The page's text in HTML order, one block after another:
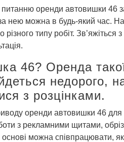
питанню оренди автовишки 46
за нею можна в будь-який час.
різного типу робіт.
46? Оренда такої
недорого,
з розцінками.
оренди автовишки 46 для
з рекламними щитами,
основі можна співпрацювати,